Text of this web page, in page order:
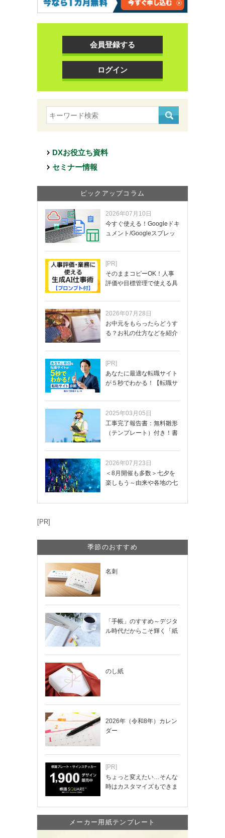
会員登録する
ログイン
DXお役立ち資料
セミナー情報
ピックアップコラム
2026年07月10日
今すぐ使える！Googleドキ
ュメント/Googleスプレッ
[PR]
そのままコピーOK！人事
評価や目標管理で使える具
2026年07月28日
お中元をもらったらどうす
る？お礼の仕方などを紹介
[PR]
あなたに最適な転職サイト
が５秒でわかる！【転職サ
2025年03月05日
工事完了報告書：無料雛形
（テンプレート）付き！書
2026年07月23日
＜8月開催も多数＞七夕を
楽しもう～由来や各地の七
[PR]
季節のおすすめ
名刺
「手帳」のすすめ～デジタ
ル時代だからこそ輝く「紙
のし紙
2026年（令和8年）カレン
ダー
[PR]
ちょっと変えたい…そんな
時はカスタマイズもできま
メーカー用紙テンプレート